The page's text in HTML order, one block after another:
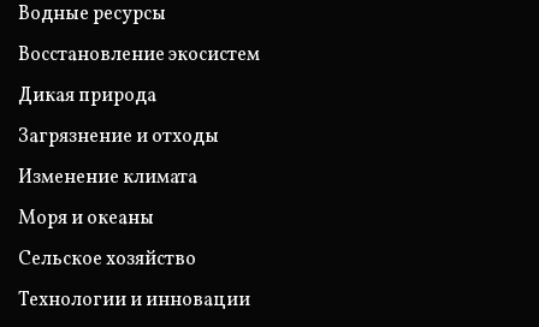
Водные ресурсы
Восстановление экосистем
Дикая природа
Загрязнение и отходы
Изменение климата
Моря и океаны
Сельское хозяйство
Технологии и инновации